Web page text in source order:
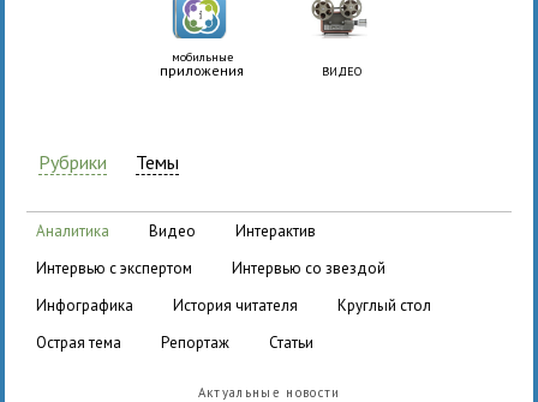
мобильные
приложения ВИДЕО
Рубрики Темы
аналитика видео
интерактив
интервью с экспертом
интервью со звездой
инфографика
история читателя
круглый стол
острая тема
репортаж статьи
Актуальные новости